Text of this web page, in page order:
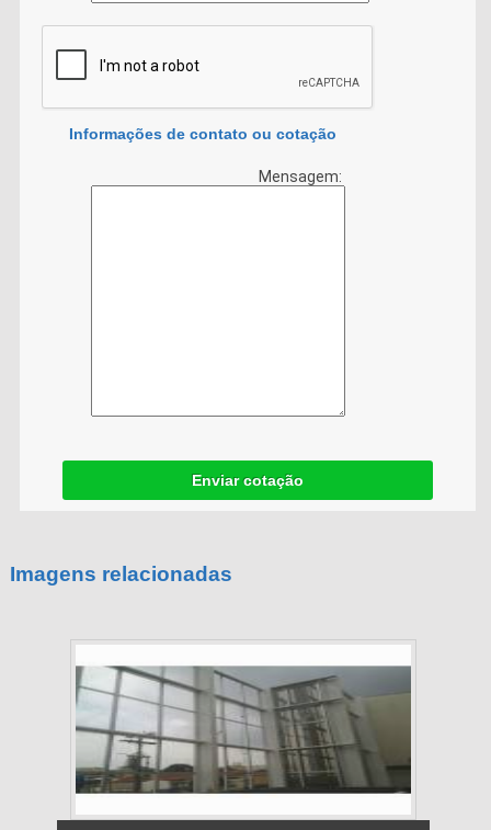
Informações de contato ou cotação
Mensagem:
Enviar cotação
Imagens relacionadas